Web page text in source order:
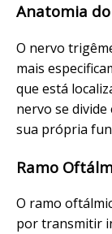
Anatomia
O nervo
mais
que está
nervo se
sua própria
Ramo
O ramo
por transmitir